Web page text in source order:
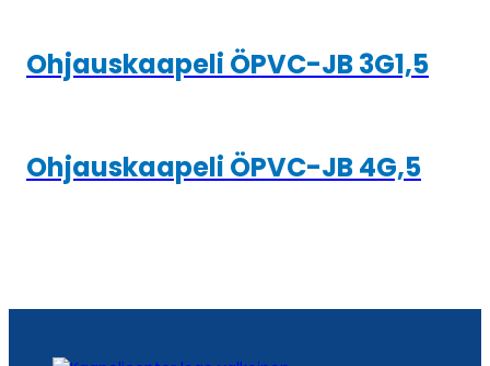
Ohjauskaapeli ÖPVC-JB 3G1,5
Ohjauskaapeli ÖPVC-JB 4G,5